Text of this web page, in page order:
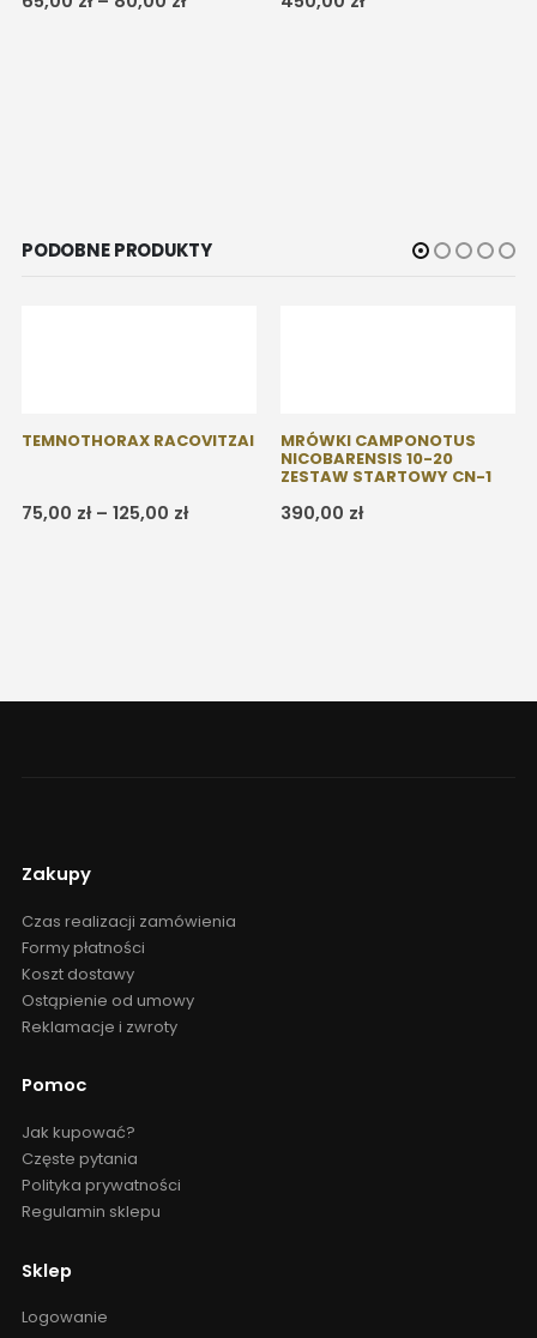
PODOBNE PRODUKTY
TEMNOTHORAX RACOVITZAI
75,00 zł – 125,00 złZakres
cen:
MRÓWKI CAMPONOTUS
NICOBARENSIS 10-20
ZESTAW STARTOWY CN-1
390,00 zł
Zakupy
Czas realizacji zamówienia
Formy płatności
Koszt dostawy
Ostąpienie od umowy
Reklamacje i zwroty
Pomoc
Jak kupować?
Częste pytania
Polityka prywatności
Regulamin sklepu
Sklep
Logowanie